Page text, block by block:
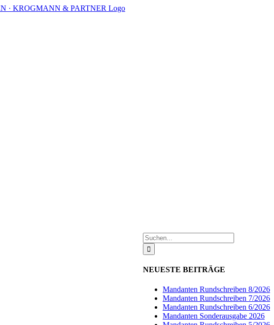
Suche
nach:
NEUESTE BEITRÄGE
Mandanten Rundschreiben 8/2026
Mandanten Rundschreiben 7/2026
Mandanten Rundschreiben 6/2026
Mandanten Sonderausgabe 2026